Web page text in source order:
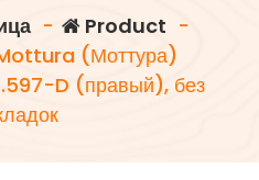
- Product -
(Моттура)
D (правый), без